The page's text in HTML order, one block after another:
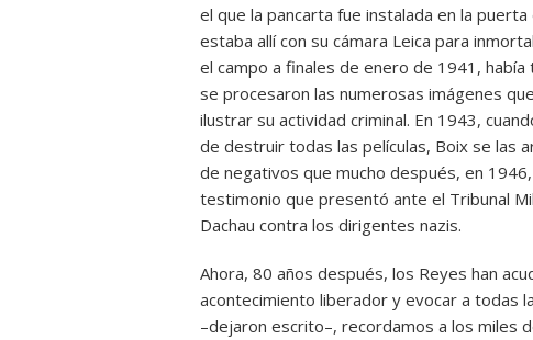
el que la pancarta fue instalada en la
estaba allí con su cámara Leica para
el campo a finales de enero de 1941,
se procesaron las numerosas imágenes
ilustrar su actividad criminal. En 1943,
de destruir todas las películas, Boix se las
de negativos que mucho después, en
testimonio que presentó ante el Tribunal
Dachau contra los dirigentes nazis.
Ahora, 80 años después, los Reyes han
acontecimiento liberador y evocar a todas
–dejaron escrito–, recordamos a los miles